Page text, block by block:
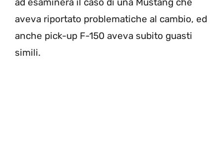
ad esaminerà il caso di una Mustang che
aveva riportato problematiche al cambio, ed
anche pick-up F-150 aveva subito guasti
simili.